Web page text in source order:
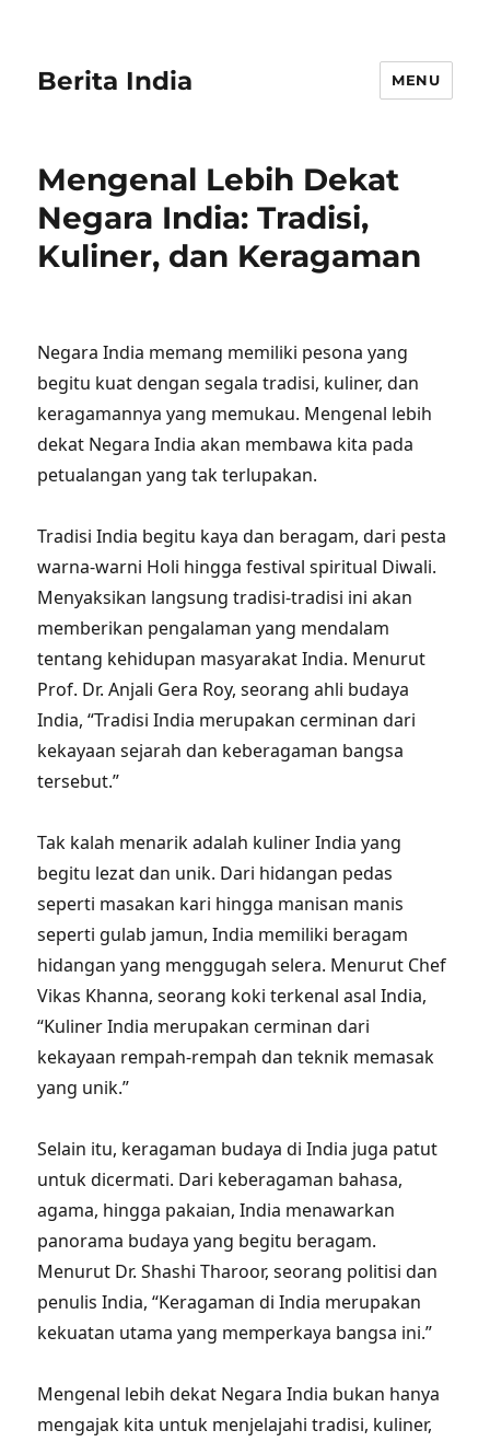
Berita India MENU
Mengenal Lebih Dekat
Negara India: Tradisi,
Kuliner, dan Keragaman
Negara India memang memiliki pesona yang
begitu kuat dengan segala tradisi, kuliner, dan
keragamannya yang memukau. Mengenal lebih
dekat Negara India akan membawa kita pada
petualangan yang tak terlupakan.
Tradisi India begitu kaya dan beragam, dari pesta
warna-warni Holi hingga festival spiritual Diwali.
Menyaksikan langsung tradisi-tradisi ini akan
memberikan pengalaman yang mendalam
tentang kehidupan masyarakat India. Menurut
Prof. Dr. Anjali Gera Roy, seorang ahli budaya
India, “Tradisi India merupakan cerminan dari
kekayaan sejarah dan keberagaman bangsa
tersebut.”
Tak kalah menarik adalah kuliner India yang
begitu lezat dan unik. Dari hidangan pedas
seperti masakan kari hingga manisan manis
seperti gulab jamun, India memiliki beragam
hidangan yang menggugah selera. Menurut Chef
Vikas Khanna, seorang koki terkenal asal India,
“Kuliner India merupakan cerminan dari
kekayaan rempah-rempah dan teknik memasak
yang unik.”
Selain itu, keragaman budaya di India juga patut
untuk dicermati. Dari keberagaman bahasa,
agama, hingga pakaian, India menawarkan
panorama budaya yang begitu beragam.
Menurut Dr. Shashi Tharoor, seorang politisi dan
penulis India, “Keragaman di India merupakan
kekuatan utama yang memperkaya bangsa ini.”
Mengenal lebih dekat Negara India bukan hanya
mengajak kita untuk menjelajahi tradisi, kuliner,